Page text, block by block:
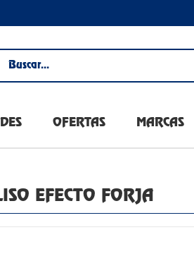
OFERTAS MARCAS
EFECTO FORJA